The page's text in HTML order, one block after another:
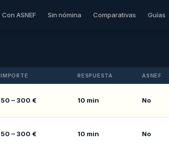
Con ASNEF Sin nómina Comparativas Guías
IMPORTE RESPUESTA ASNEF
50 – 300 € 10 min No
50 – 300 € 10 min No